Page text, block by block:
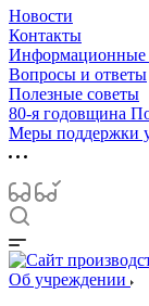
Новости
Контакты
Информационные
Вопросы и ответы
Полезные советы
80-я годовщина
Меры поддержки
Об учреждении